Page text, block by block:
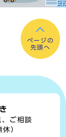
ページの
先頭へ
ご相談
）